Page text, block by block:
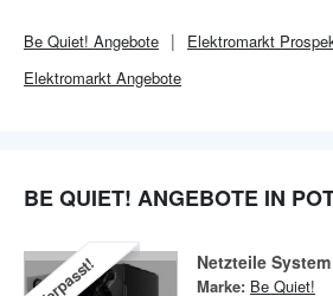
Be Quiet! Angebote Elektromarkt
Elektromarkt Angebote
BE QUIET! ANGEBOTE IN
Verpasst! Netzteile
Marke: Be Quiet!